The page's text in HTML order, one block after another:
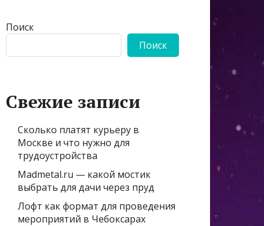
Поиск
Поиск
Свежие записи
Сколько платят курьеру в
Москве и что нужно для
трудоустройства
Madmetal.ru — какой мостик
выбрать для дачи через пруд
Лофт как формат для проведения
мероприятий в Чебоксарах